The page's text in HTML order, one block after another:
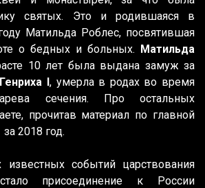
святых. Это и родившаяся в
Матильда Роблес, посвятившая
о бедных и больных. Матильда
10 лет была выдана замуж за
I, умерла в родах во время
сечения. Про остальных
прочитав материал по главной
2018 год.
событий царствования
стало присоединение к России